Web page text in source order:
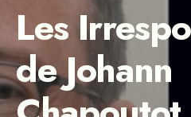
Les
de Johann